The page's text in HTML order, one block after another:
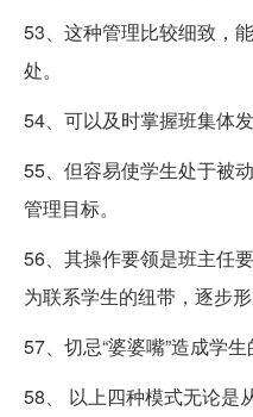
53、这种管理比较细致，
处。
54、可以及时掌握班集体
55、但容易使学生处于被
管理目标。
56、其操作要领是班主任
为联系学生的纽带，逐步形
57、切忌“婆婆嘴”造成学生
58、 以上四种模式无论是